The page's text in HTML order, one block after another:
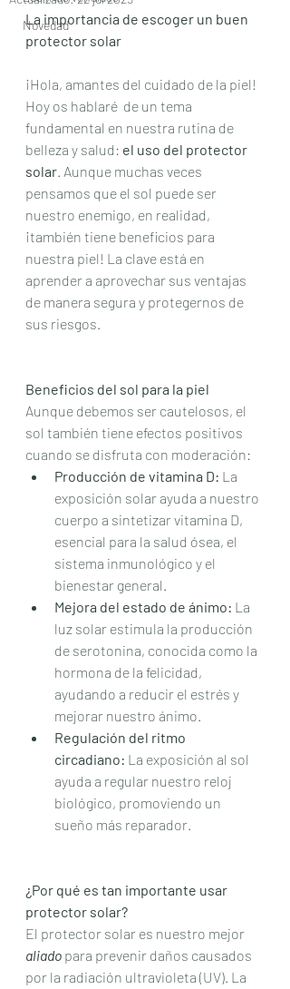
Novedad
La importancia de escoger un buen
protector solar
¡Hola, amantes del cuidado de la piel!
Hoy os hablaré  de un tema
fundamental en nuestra rutina de
belleza y salud: el uso del protector
solar. Aunque muchas veces
pensamos que el sol puede ser
nuestro enemigo, en realidad,
¡también tiene beneficios para
nuestra piel! La clave está en
aprender a aprovechar sus ventajas
de manera segura y protegernos de
sus riesgos.
Beneficios del sol para la piel
Aunque debemos ser cautelosos, el
sol también tiene efectos positivos
cuando se disfruta con moderación:
Producción de vitamina D: La
exposición solar ayuda a nuestro
cuerpo a sintetizar vitamina D,
esencial para la salud ósea, el
sistema inmunológico y el
bienestar general.
Mejora del estado de ánimo: La
luz solar estimula la producción
de serotonina, conocida como la
hormona de la felicidad,
ayudando a reducir el estrés y
mejorar nuestro ánimo.
Regulación del ritmo
circadiano: La exposición al sol
ayuda a regular nuestro reloj
biológico, promoviendo un
sueño más reparador.
¿Por qué es tan importante usar
protector solar?
El protector solar es nuestro mejor
aliado para prevenir daños causados
por la radiación ultravioleta (UV). La